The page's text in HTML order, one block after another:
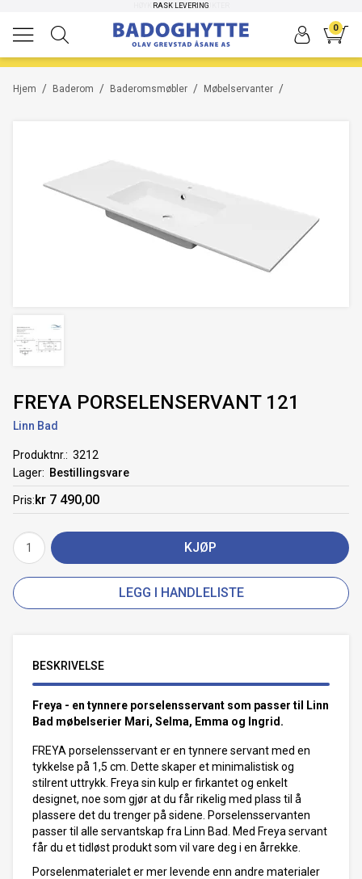
RASK LEVERING
HØYKVALITETS PRODUKTER
0
/
Hjem /
Baderom /
Baderomsmøbler /
Møbelservanter
FREYA PORSELENSERVANT 121
Linn Bad
Produktnr.
3212
Lager
Bestillingsvare
Pris kr 7 490,00
KJØP
LEGG I HANDLELISTE
BESKRIVELSE
Freya - en tynnere porselensservant som passer til Linn
Bad møbelserier Mari, Selma, Emma og Ingrid.
FREYA porselensservant er en tynnere servant med en
tykkelse på 1,5 cm. Dette skaper et minimalistisk og
stilrent uttrykk. Freya sin kulp er firkantet og enkelt
designet, noe som gjør at du får rikelig med plass til å
plassere det du trenger på sidene. Porselensservanten
passer til alle servantskap fra Linn Bad. Med Freya servant
får du et tidløst produkt som vil vare deg i en årrekke.
Porselenmaterialet er mer levende enn andre materialer